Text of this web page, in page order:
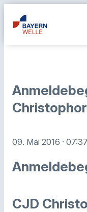
09. Mai 2016 ·
CJD